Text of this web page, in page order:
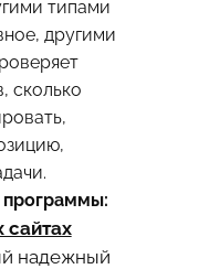
типами
другими
сколько
программы:
сайтах
надежный